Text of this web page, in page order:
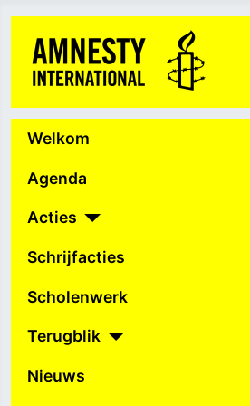
Welkom
Agenda
Acties
Schrijfacties
Scholenwerk
Terugblik
Nieuws